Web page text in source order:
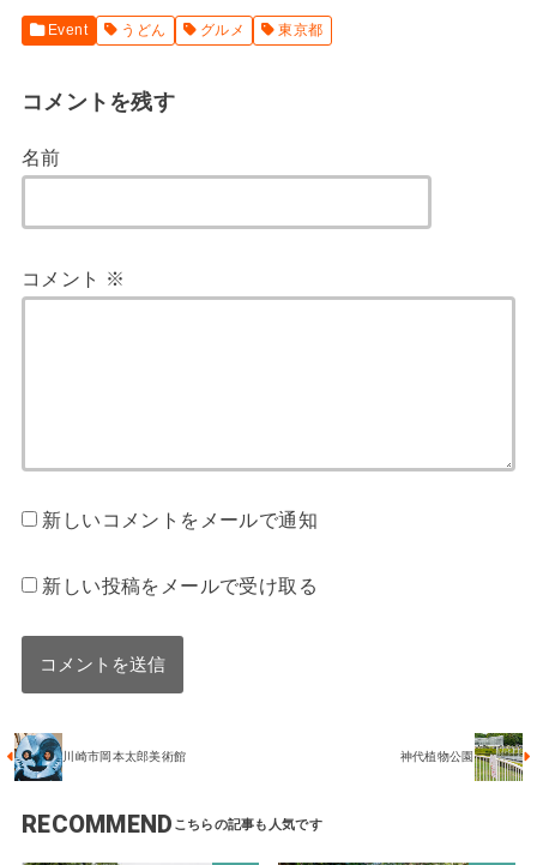
Event うどん グルメ 東京都
コメントを残す
名前
コメント ※
新しいコメントをメールで通知
新しい投稿をメールで受け取る
川崎市岡本太郎美術館 神代植物公園
RECOMMEND